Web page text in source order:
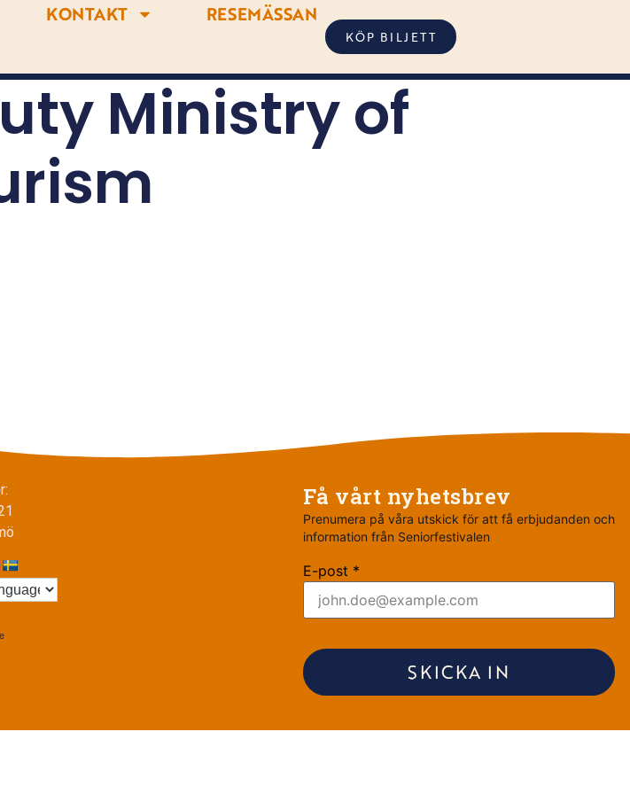
KONTAKT RESEMÄSSAN
KÖP BILJETT
Ministry of
Få vårt nyhetsbrev
Prenumera på våra utskick för att få erbjudanden och
information från Seniorfestivalen
E-post *
SKICKA IN